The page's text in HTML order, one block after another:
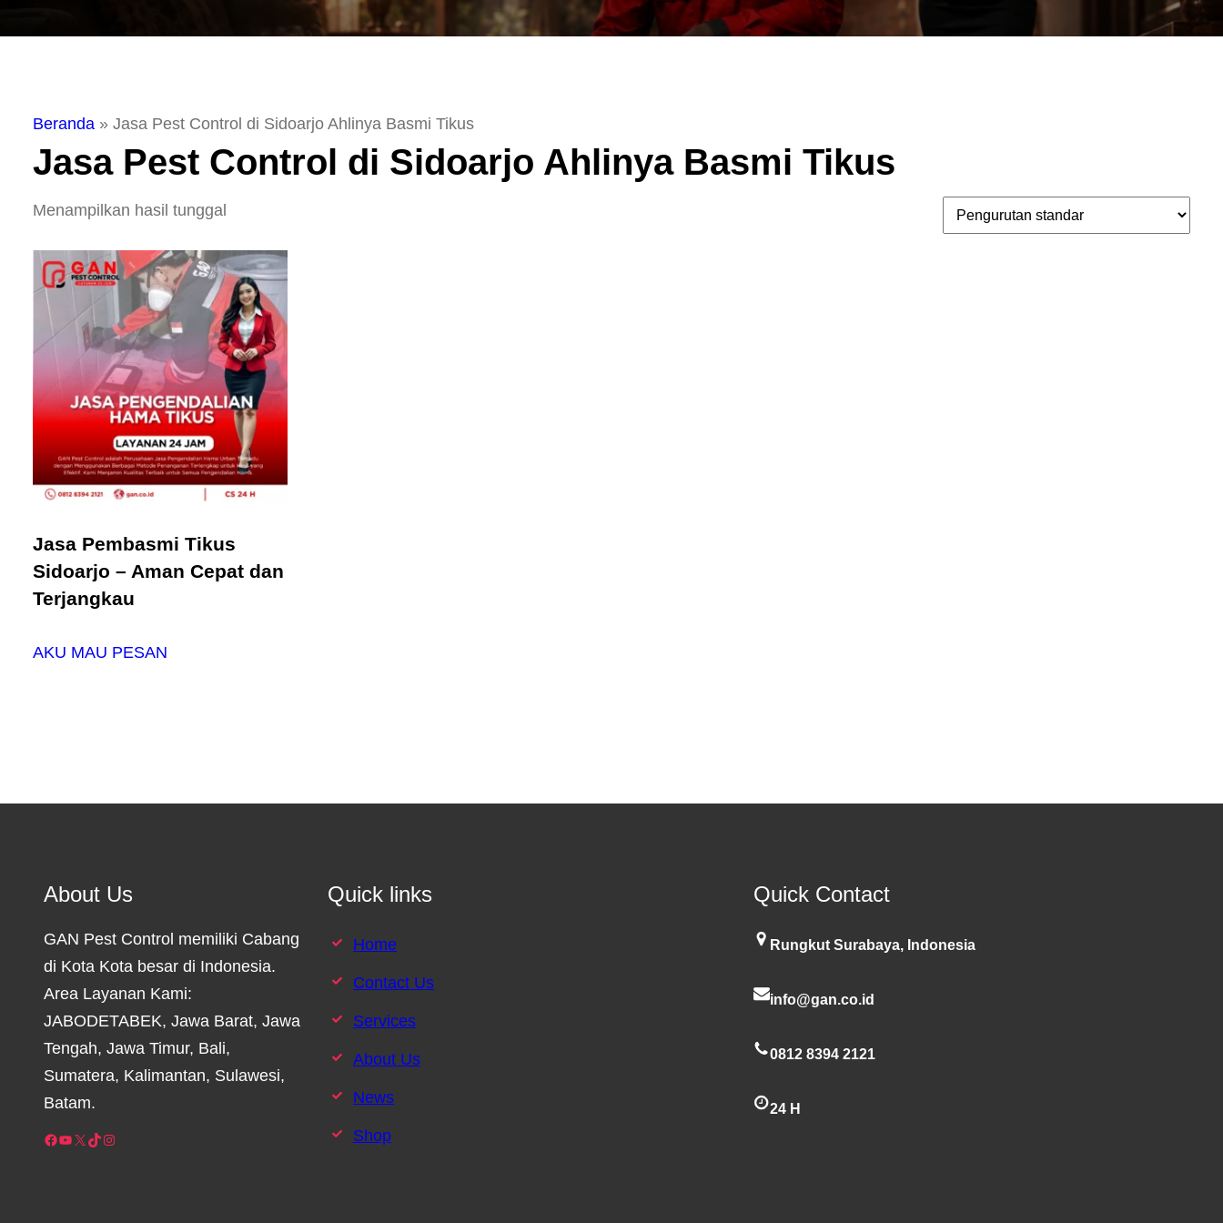
Beranda » Jasa Pest Control di Sidoarjo Ahlinya Basmi Tikus
Jasa Pest Control di Sidoarjo Ahlinya Basmi Tikus
Menampilkan hasil tunggal
Jasa Pembasmi Tikus
Sidoarjo – Aman Cepat dan
Terjangkau
AKU MAU PESAN
About Us
GAN Pest Control memiliki Cabang
di Kota Kota besar di Indonesia.
Area Layanan Kami:
JABODETABEK, Jawa Barat, Jawa
Tengah, Jawa Timur, Bali,
Sumatera, Kalimantan, Sulawesi,
Batam.
Facebook YouTube X TikTok Instagram
Quick links
Home
Contact Us
Services
About Us
News
Shop
Quick Contact
Rungkut Surabaya, Indonesia
info@gan.co.id
0812 8394 2121
24 H